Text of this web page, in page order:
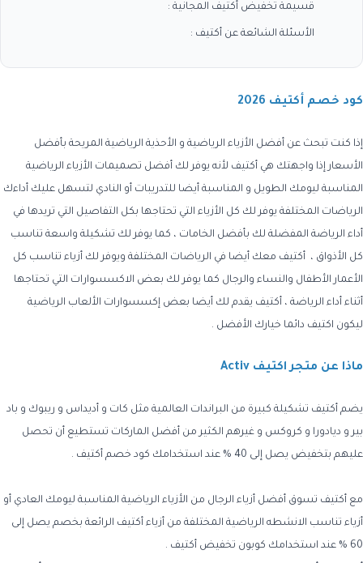
قسيمة تخفيض أكتيف المجانية :
الأسئلة الشائعة عن أكتيف :
كود خصم أكتيف 2026
إذا كنت تبحث عن أفضل الأزياء الرياضية و الأحذية الرياضية المريحة بأفضل
الأسعار إذا واجهتك هي أكتيف لأنه يوفر لك أفضل تصميمات الأزياء الرياضية
المناسبة ليومك الطويل و المناسبة أيضا للتدريبات أو النادي لتسهل عليك أداءك
الرياضات المختلفة يوفر لك كل الأزياء التي تحتاجها بكل التفاصيل التي تريدها في
أداء الرياضة المفضلة لك بأفضل الخامات ، كما يوفر لك تشكيلة واسعة تناسب
كل الأذواق ، أكتيف معك أيضا في الرياضات المختلفة ويوفر لك أزياء تناسب كل
الأعمار الأطفال والنساء والرجال كما يوفر لك بعض الاكسسوارات التي تحتاجها
أثناء أداء الرياضة ، أكتيف يقدم لك أيضا بعض إكسسوارات الألعاب الرياضية
ليكون اكتيف دائما خيارك الأفضل .
ماذا عن متجر اكتيف Activ
يضم أكتيف تشكيلة كبيرة من البراندات العالمية مثل كات و أديداس و ريبوك و باد
بير و ديادورا و كروكس و غيرهم الكثير من أفضل الماركات تستطيع أن تحصل
عليهم بتخفيض يصل إلى 40 % عند استخدامك كود خصم أكتيف .
مع أكتيف تسوق أفضل أزياء الرجال من الأزياء الرياضية المناسبة ليومك العادي أو
أزياء تناسب الانشطه الرياضية المختلفة من أزياء أكتيف الرائعة بخصم يصل إلى
60 % عند استخدامك كوبون تخفيض أكتيف .